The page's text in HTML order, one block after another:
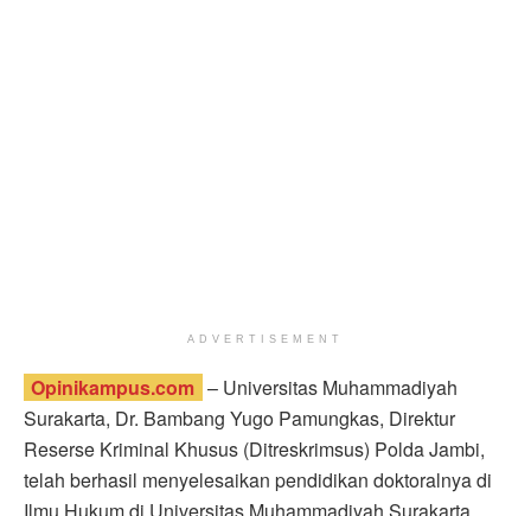
ADVERTISEMENT
Opinikampus.com – Universitas Muhammadiyah
Surakarta, Dr. Bambang Yugo Pamungkas, Direktur
Reserse Kriminal Khusus (Ditreskrimsus) Polda Jambi,
telah berhasil menyelesaikan pendidikan doktoralnya di
Ilmu Hukum di Universitas Muhammadiyah Surakarta